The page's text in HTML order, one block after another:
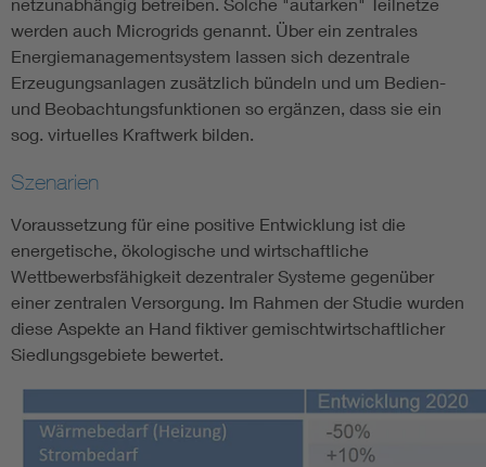
netzunabhängig betreiben. Solche "autarken" Teilnetze
werden auch Microgrids genannt. Über ein zentrales
Energiemanagementsystem lassen sich dezentrale
Erzeugungsanlagen zusätzlich bündeln und um Bedien-
und Beobachtungsfunktionen so ergänzen, dass sie ein
sog. virtuelles Kraftwerk bilden.
Szenarien
Voraussetzung für eine positive Entwicklung ist die
energetische, ökologische und wirtschaftliche
Wettbewerbsfähigkeit dezentraler Systeme gegenüber
einer zentralen Versorgung. Im Rahmen der Studie wurden
diese Aspekte an Hand fiktiver gemischtwirtschaftlicher
Siedlungsgebiete bewertet.